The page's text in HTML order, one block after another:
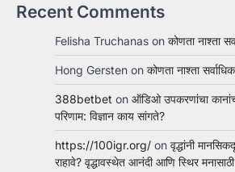
Recent Comments
Felisha Truchanas on कोणता नाश्ता
Hong Gersten on कोणता नाश्ता
388betbet on ऑडिओ उपकरणांचा
परिणाम: विज्ञान काय सांगते?
https://100igr.org/ on वृद्धांनी
राहावे? वृद्धावस्थेत आनंदी आणि स्थिर